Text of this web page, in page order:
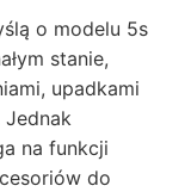
o modelu 5s
stanie,
upadkami
na funkcji
do